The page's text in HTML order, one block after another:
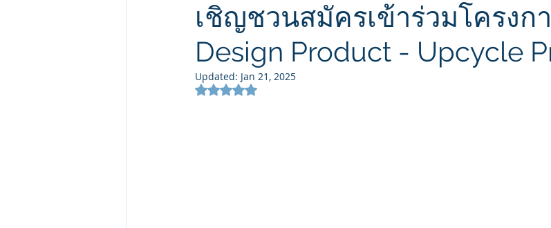
เชิญชวนสมัครเข้าร่วมโครงก
Design Product - Upcycle
Updated: Jan 21, 2025
Rated NaN out of 5 stars.